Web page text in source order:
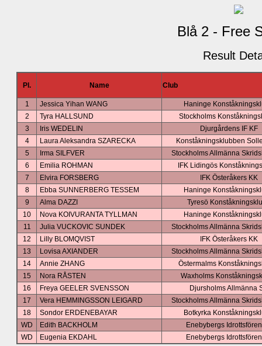
Blå 2 - Free
Result
Pl. Name Club
1 Jessica Yihan WANG
Haninge
2
Tyra HALLSUND
Stockholms
3
Iris WEDELIN
Djurgårdens IF KF
4
Laura Aleksandra SZARECKA
Konståkningsklubben
5
Irma SILFVER
Stockholms Allmänna
6
Emilia ROHMAN
IFK Lidingös
7
Elvira FORSBERG
IFK Österåkers KK
8
Ebba SUNNERBERG TESSEM
Haninge
9
Alma DAZZI
Tyresö
10
Nova KOIVURANTA TYLLMAN
Haninge
11
Julia VUCKOVIC SUNDEK
Stockholms Allmänna
12
Lilly BLOMQVIST
IFK Österåkers KK
13
Lovisa AXIANDER
Stockholms Allmänna
14
Annie ZHANG
Östermalms
15
Nora RÅSTEN
Waxholms
16
Freya GEELER SVENSSON
Djursholms Allmänna
17
Vera HEMMINGSSON LEIGARD
Stockholms Allmänna
18
Sondor ERDENEBAYAR
Botkyrka
WD
Edith BACKHOLM
Enebybergs
WD
Eugenia EKDAHL Enebybergs